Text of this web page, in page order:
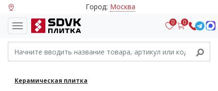
Город: Москва
0 0
Керамическая плитка